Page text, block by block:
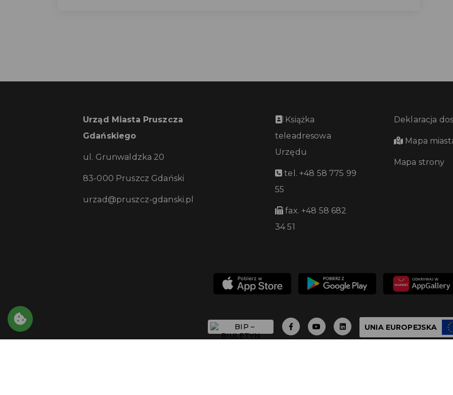
Urząd Miasta Pruszcza
Gdańskiego
ul. Grunwaldzka 20
83-000 Pruszcz Gdański
urzad@pruszcz-gdanski.pl
Książka
teleadresowa
Urzędu
tel. +48 58 775 99
55
fax. +48 58 682
34 51
Deklaracja
Mapa
Mapa strony
UNIA EUROPEJSKA